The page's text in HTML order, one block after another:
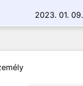
2023. 01. 09.